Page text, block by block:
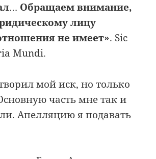
… Обращаем внимание,
лицу
не имеет». Sic
Mundi.
мой иск, но только
часть мне так и
Апелляцию я подавать